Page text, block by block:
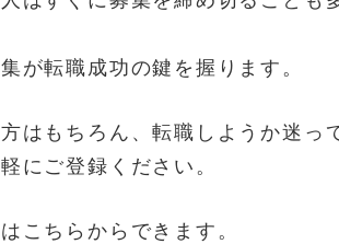
が転職成功の鍵を握ります。
はもちろん、転職しようか迷っ
にご登録ください。
こちらからできます。